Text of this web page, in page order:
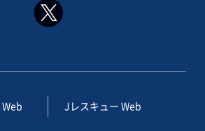
Jレスキュー Web